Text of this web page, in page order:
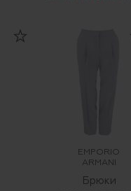
EMPORIO
ARMANI
Брюки